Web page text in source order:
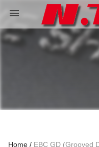
menu
Home
EBC GD (Grooved